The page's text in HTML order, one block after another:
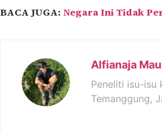
BACA JUGA: Negara Ini Tidak
Alfianaja
Peneliti isu-isu
Temanggung,